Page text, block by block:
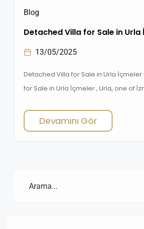
Blog
Detached Villa for Sale in Urla
13/05/2025
Detached Villa for Sale in Urla
for Sale in Urla İçmeler , Urla, one of
attention with its natural beauty,
atmosphere, and rising real estate
Urla’s gems, İçmeler stands out with
Devamını Gör